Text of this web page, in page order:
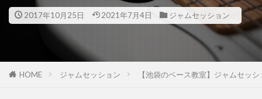
2017年10月25日 2021年7月4日 ジャムセッション
HOME ジャムセッション 【池袋のベース教室】ジャムセッ